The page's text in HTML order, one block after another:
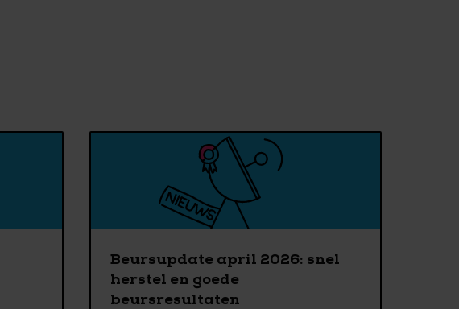
Beursupdate april 2026: snel
herstel en goede
beursresultaten